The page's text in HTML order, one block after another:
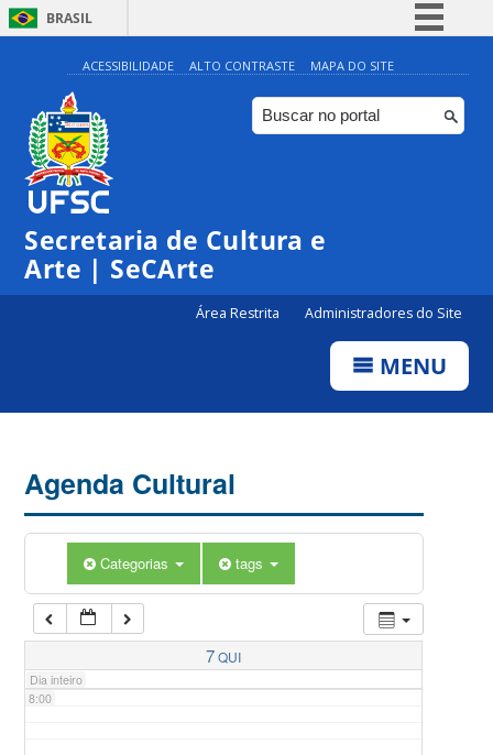
BRASIL
Simplifique!
Comunica BR
Participe
ACESSIBILIDADE ALTO CONTRASTE MAPA DO SITE
Secretaria de Cultura e
Arte | SeCArte
Área Restrita Administradores do Site
MENU
Agenda Cultural
Categorias tags
7QUI
Dia inteiro
0:00
1:00
5:00
7:00
8:00